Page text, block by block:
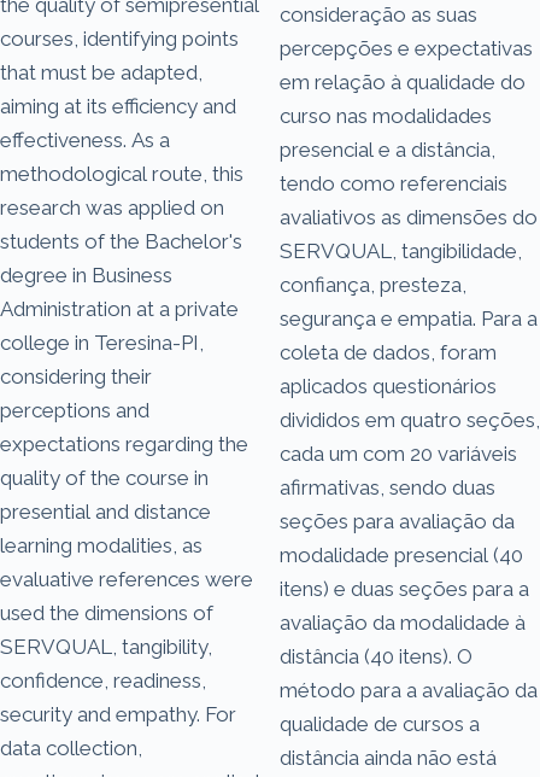
courses, identifying points
that must be adapted,
aiming at its efficiency and
effectiveness. As a
methodological route, this
research was applied on
students of the Bachelor's
degree in Business
Administration at a private
college in Teresina-PI,
considering their
perceptions and
expectations regarding the
quality of the course in
presential and distance
learning modalities, as
evaluative references were
used the dimensions of
SERVQUAL, tangibility,
confidence, readiness,
security and empathy. For
data collection,
consideração as suas
percepções e expectativas
em relação à qualidade do
curso nas modalidades
presencial e a distância,
tendo como referenciais
avaliativos as dimensões do
SERVQUAL, tangibilidade,
confiança, presteza,
segurança e empatia. Para a
coleta de dados, foram
aplicados questionários
divididos em quatro seções,
cada um com 20 variáveis
afirmativas, sendo duas
seções para avaliação da
modalidade presencial (40
itens) e duas seções para a
avaliação da modalidade à
distância (40 itens). O
método para a avaliação da
qualidade de cursos a
distância ainda não está